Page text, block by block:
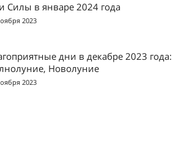
Силы в январе 2024 года
2023
дни в декабре 2023 года:
Новолуние
2023